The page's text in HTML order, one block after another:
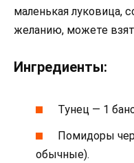
маленькая луковица,
желанию, можете
Ингредиенты:
Тунец — 1
Помидоры
обычные).